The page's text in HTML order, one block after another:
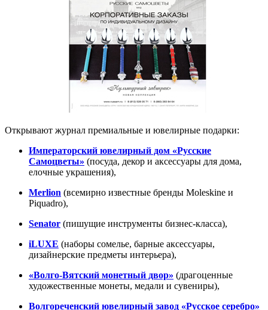
Открывают журнал премиальные и ювелирные подарки:
Императорский ювелирный дом «Русские
Самоцветы» (посуда, декор и аксессуары для дома,
елочные украшения),
Merlion (всемирно известные бренды Moleskine и
Piquadro),
Senator (пишущие инструменты бизнес-класса),
iLUXE (наборы сомелье, барные аксессуары,
дизайнерские предметы интерьера),
«Волго-Вятский монетный двор» (драгоценные
художественные монеты, медали и сувениры),
Волгореченский ювелирный завод «Русское серебро»